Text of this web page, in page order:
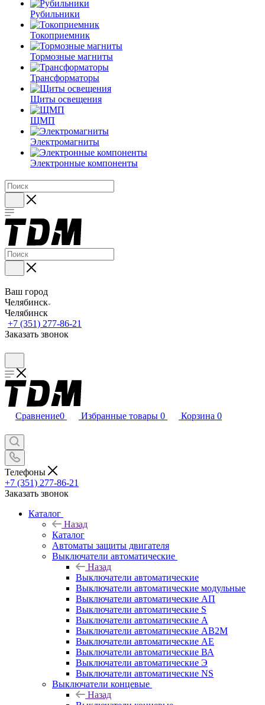
Рубильники
Токоприемник
Тормозные магниты
Трансформаторы
Щиты освещения
ЩМП
Электромагниты
Электронные компоненты
Ваш город
Челябинск
Челябинск
+7 (351) 277-86-21
Заказать звонок
Сравнение0 Избранные товары 0 Корзина 0
Телефоны
+7 (351) 277-86-21
Заказать звонок
Каталог
Назад
Каталог
Автоматы защиты двигателя
Выключатели автоматические
Назад
Выключатели автоматические
Выключатели автоматические модульные
Выключатели автоматические АП
Выключатели автоматические S
Выключатели автоматические А
Выключатели автоматические АВ2М
Выключатели автоматические АЕ
Выключатели автоматические ВА
Выключатели автоматические Э
Выключатели автоматические NS
Выключатели концевые
Назад